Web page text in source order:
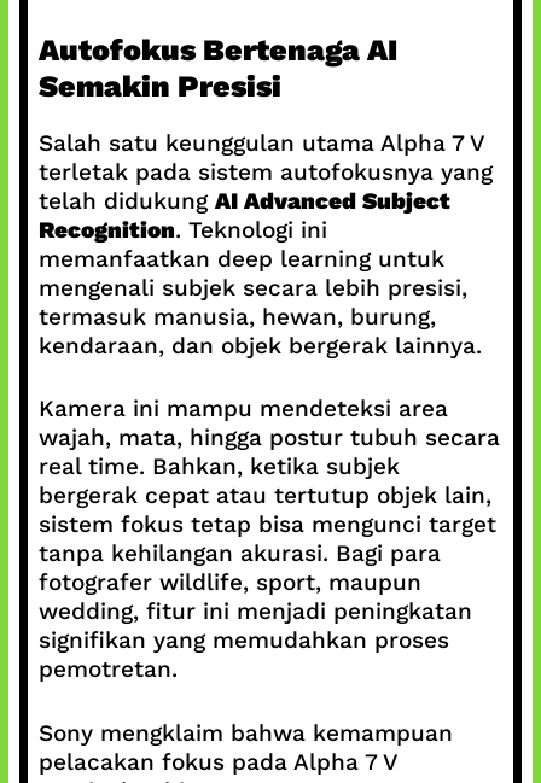
Autofokus Bertenaga AI
Semakin Presisi
Salah satu keunggulan utama Alpha 7 V
terletak pada sistem autofokusnya yang
telah didukung AI Advanced Subject
Recognition. Teknologi ini
memanfaatkan deep learning untuk
mengenali subjek secara lebih presisi,
termasuk manusia, hewan, burung,
kendaraan, dan objek bergerak lainnya.
Kamera ini mampu mendeteksi area
wajah, mata, hingga postur tubuh secara
real time. Bahkan, ketika subjek
bergerak cepat atau tertutup objek lain,
sistem fokus tetap bisa mengunci target
tanpa kehilangan akurasi. Bagi para
fotografer wildlife, sport, maupun
wedding, fitur ini menjadi peningkatan
signifikan yang memudahkan proses
pemotretan.
Sony mengklaim bahwa kemampuan
pelacakan fokus pada Alpha 7 V